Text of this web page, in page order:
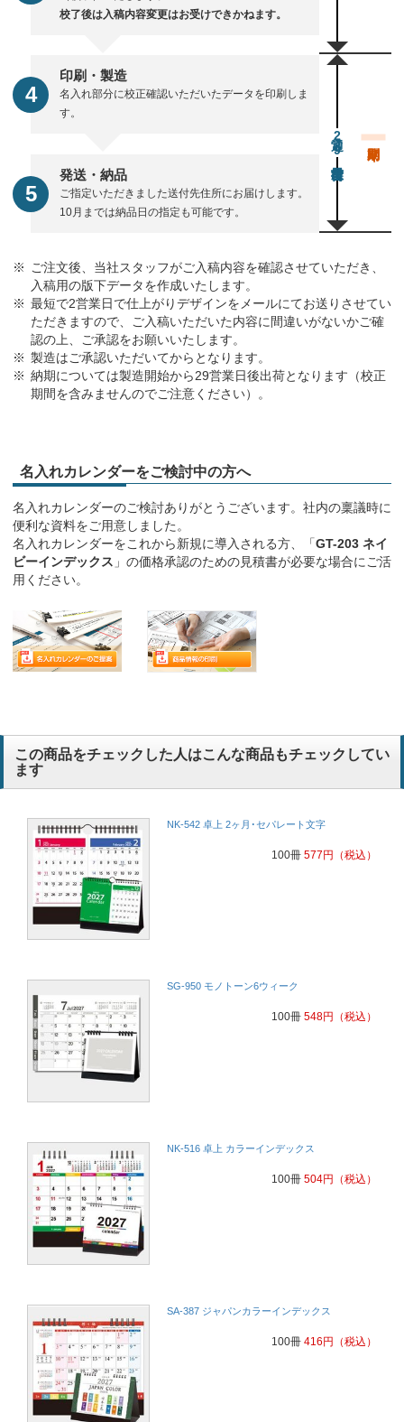
校了後は入稿内容変更はお受けできかねます。
印刷・製造
名入れ部分に校正確認いただいたデータを印刷しま
す。
発送・納品
ご指定いただきました送付先住所にお届けします。
10月までは納品日の指定も可能です。
通常29営業日後出荷
ご注文後、当社スタッフがご入稿内容を確認させていただき、
入稿用の版下データを作成いたします。
最短で2営業日で仕上がりデザインをメールにてお送りさせてい
ただきますので、ご入稿いただいた内容に間違いがないかご確
認の上、ご承認をお願いいたします。
製造はご承認いただいてからとなります。
納期については製造開始から29営業日後出荷となります（校正
期間を含みませんのでご注意ください）。
名入れカレンダーをご検討中の方へ
名入れカレンダーのご検討ありがとうございます。社内の稟議時に
便利な資料をご用意しました。
名入れカレンダーをこれから新規に導入される方、「GT-203 ネイ
ビーインデックス 」の価格承認のための見積書が必要な場合にご活
用ください。
この商品をチェックした人はこんな商品もチェックしてい
ます
NK-542 卓上 2ヶ月･セパレート文字
100冊 577円 （税込）
SG-950 モノトーン6ウィーク
100冊 548円 （税込）
NK-516 卓上 カラーインデックス
100冊 504円 （税込）
SA-387 ジャパンカラーインデックス
100冊 416 円 （税込）